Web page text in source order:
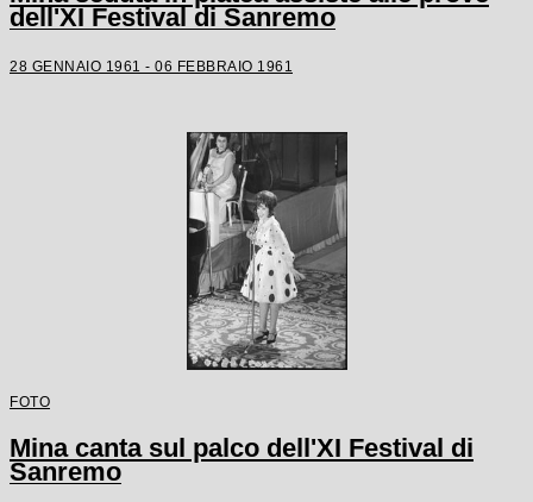
dell'XI Festival di Sanremo
28 GENNAIO 1961 - 06 FEBBRAIO 1961
FOTO
Mina canta sul palco dell'XI Festival di
Sanremo